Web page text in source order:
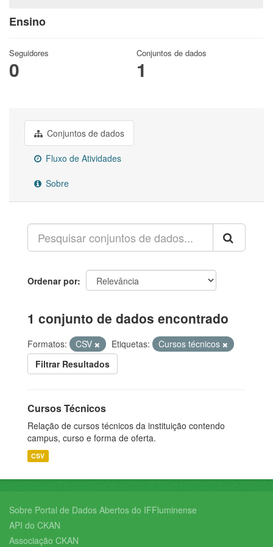
Ensino
Seguidores
0
Conjuntos de dados
1
Conjuntos de dados
Fluxo de Atividades
Sobre
Ordenar por
1 conjunto de dados encontrado
Formatos: CSV Etiquetas:
Cursos técnicos
Filtrar Resultados
Cursos Técnicos
Relação de cursos técnicos da instituição contendo
campus, curso e forma de oferta.
CSV
Sobre Portal de Dados Abertos do IFFluminense
API do CKAN
Associação CKAN